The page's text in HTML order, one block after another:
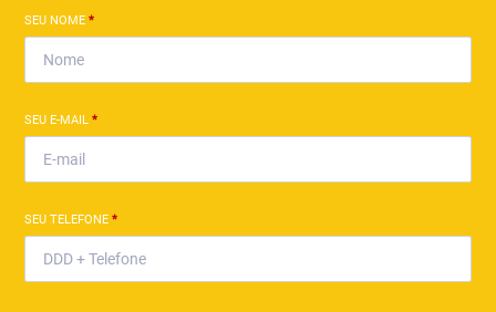
SEU NOME*
SEU E-MAIL*
SEU TELEFONE*